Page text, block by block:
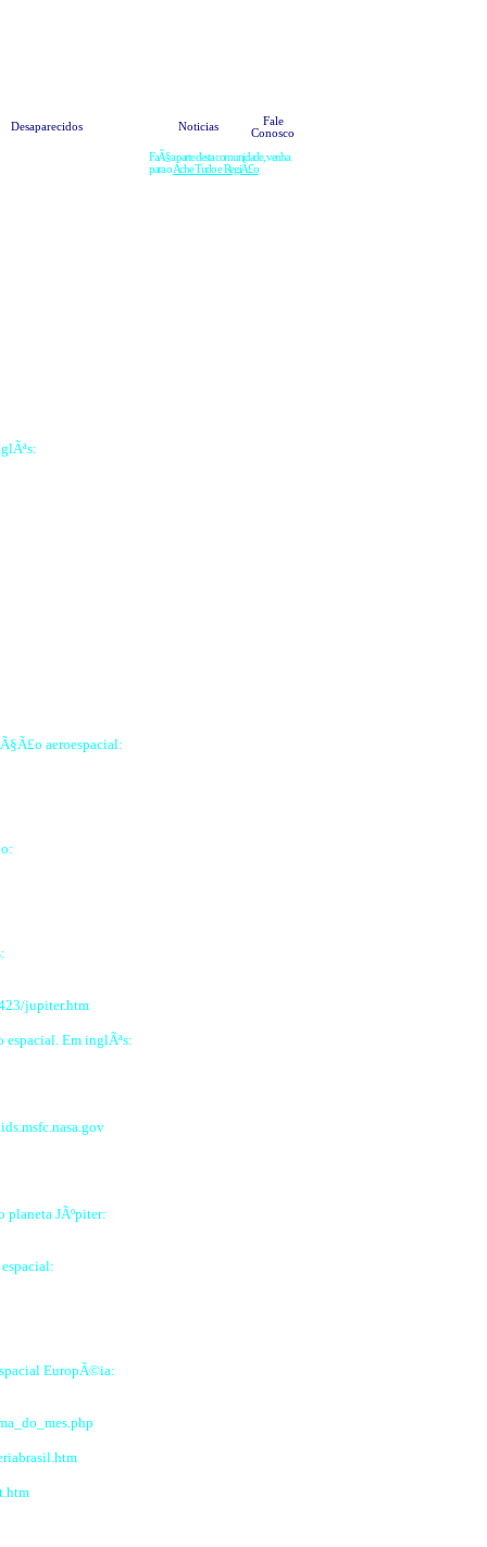
Desaparecidos Noticias
Fale
Conosco
aeroespacial:
jupiter.htm
espacial. Em inglÃªs:
planeta JÃºpiter:
EuropÃ©ia:
FaÃ§a parte desta comunidade, venha
para oAche Tudo e RegiÃ£o